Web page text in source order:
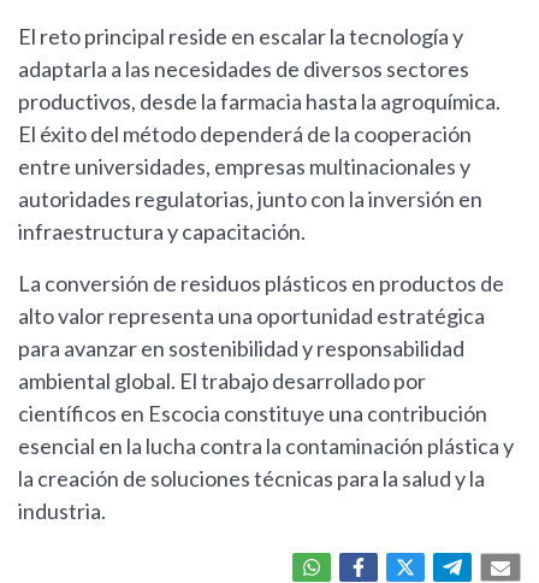
El reto principal reside en escalar la tecnología y
adaptarla a las necesidades de diversos sectores
productivos, desde la farmacia hasta la agroquímica.
El éxito del método dependerá de la cooperación
entre universidades, empresas multinacionales y
autoridades regulatorias, junto con la inversión en
infraestructura y capacitación.
La conversión de residuos plásticos en productos de
alto valor representa una oportunidad estratégica
para avanzar en sostenibilidad y responsabilidad
ambiental global. El trabajo desarrollado por
científicos en Escocia constituye una contribución
esencial en la lucha contra la contaminación plástica y
la creación de soluciones técnicas para la salud y la
industria.